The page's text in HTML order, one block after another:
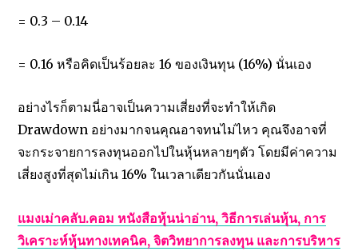
= 0.3 – 0.14
= 0.16 หรือคิดเป็นร้อยละ 16 ของเงินทุน (16%) นั่นเอง
อย่างไรก็ตามนี่อาจเป็นความเสี่ยงที่จะทำให้เกิด
Drawdown อย่างมากจนคุณอาจทนไม่ไหว คุณจึงอาจที่
จะกระจายการลงทุนออกไปในหุ้นหลายๆตัว โดยมีค่าความ
เสี่ยงสูงที่สุดไม่เกิน 16% ในเวลาเดียวกันนั่นเอง
แมงเม่าคลับ.คอม หนังสือหุ้นน่าอ่าน, วิธีการเล่นหุ้น, การ
วิเคราะห์หุ้นทางเทคนิค, จิตวิทยาการลงทุน และการบริหาร